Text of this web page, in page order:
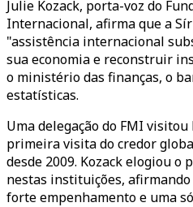
Julie Kozack, porta-voz do
Internacional, afirma que a
"assistência internacional
sua economia e reconstruir
o ministério das finanças, o
estatísticas.
Uma delegação do FMI
primeira visita do credor
desde 2009. Kozack elogiou
nestas instituições,
forte empenhamento e uma